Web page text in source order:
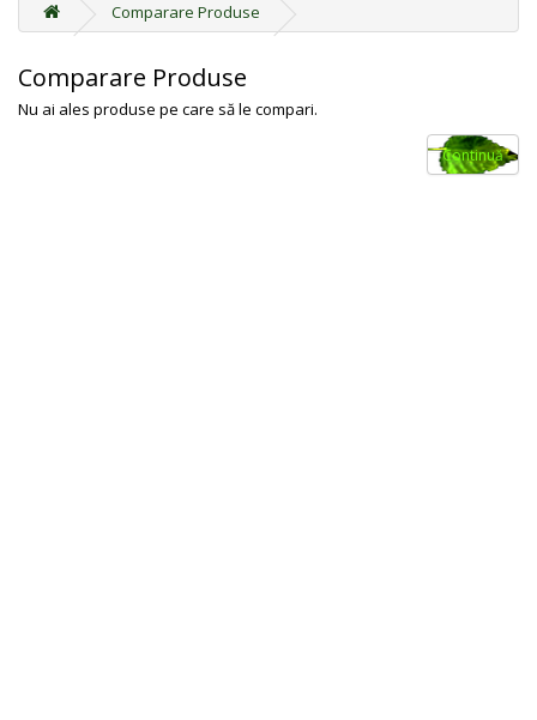
Comparare Produse
Comparare Produse
Nu ai ales produse pe care să le compari.
Continuă